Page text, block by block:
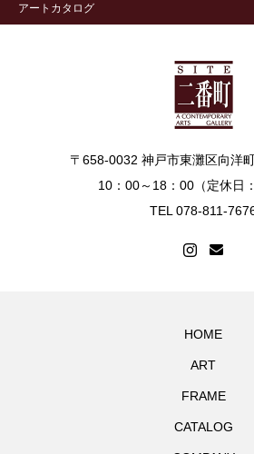
アートカタログ
〒658-0032 神戸市東灘区向洋
10：00～18：00（定休日
TEL 078-811-
HOME
ART
FRAME
CATALOG